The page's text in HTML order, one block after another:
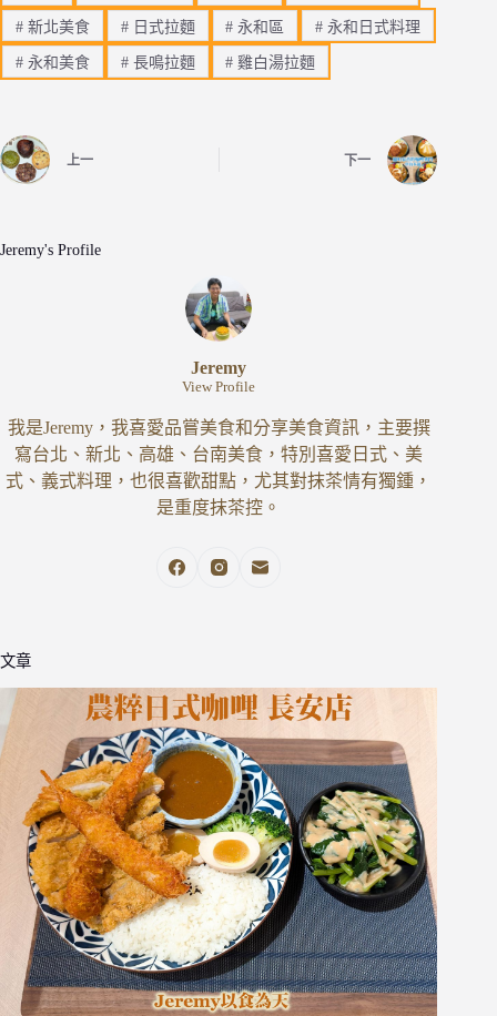
#新北美食 #日式拉麵 # 永和區 # 永和日式料理
#永和美食 #長鳴拉麵 # 雞白湯拉麵
上一 下一
Jeremy's Profile
Jeremy
View Profile
我是Jeremy，我喜愛品嘗美食和分享美食資訊，主要撰
寫台北、新北、高雄、台南美食，特別喜愛日式、美
式、義式料理，也很喜歡甜點，尤其對抹茶情有獨鍾，
是重度抹茶控。
文章